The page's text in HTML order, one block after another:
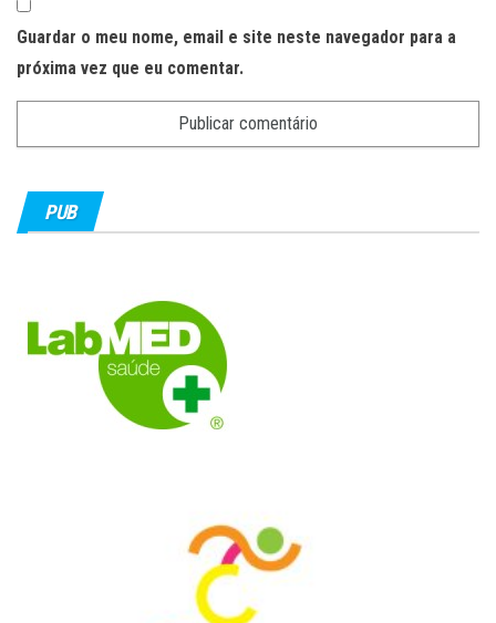
Guardar o meu nome, email e site neste navegador para a
próxima vez que eu comentar.
PUB